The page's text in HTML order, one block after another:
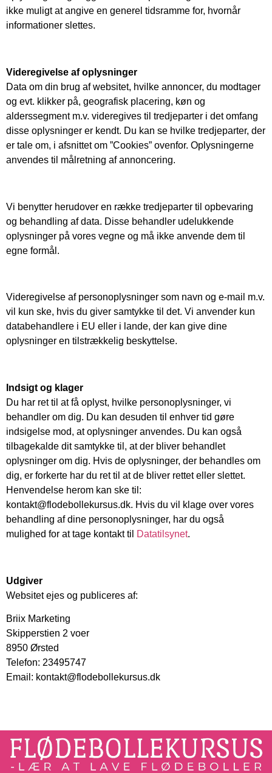
ikke muligt at angive en generel tidsramme for, hvornår
informationer slettes.
Videregivelse af oplysninger
Data om din brug af websitet, hvilke annoncer, du modtager
og evt. klikker på, geografisk placering, køn og
alderssegment m.v. videregives til tredjeparter i det omfang
disse oplysninger er kendt. Du kan se hvilke tredjeparter, der
er tale om, i afsnittet om ”Cookies” ovenfor. Oplysningerne
anvendes til målretning af annoncering.
Vi benytter herudover en række tredjeparter til opbevaring
og behandling af data. Disse behandler udelukkende
oplysninger på vores vegne og må ikke anvende dem til
egne formål.
Videregivelse af personoplysninger som navn og e-mail m.v.
vil kun ske, hvis du giver samtykke til det. Vi anvender kun
databehandlere i EU eller i lande, der kan give dine
oplysninger en tilstrækkelig beskyttelse.
Indsigt og klager
Du har ret til at få oplyst, hvilke personoplysninger, vi
behandler om dig. Du kan desuden til enhver tid gøre
indsigelse mod, at oplysninger anvendes. Du kan også
tilbagekalde dit samtykke til, at der bliver behandlet
oplysninger om dig. Hvis de oplysninger, der behandles om
dig, er forkerte har du ret til at de bliver rettet eller slettet.
Henvendelse herom kan ske til:
kontakt@flodebollekursus.dk. Hvis du vil klage over vores
behandling af dine personoplysninger, har du også
mulighed for at tage kontakt til
Datatilsynet.
Udgiver
Websitet ejes og publiceres af:
Briix Marketing
Skipperstien 2 voer
8950 Ørsted
Telefon: 23495747
Email: kontakt@flodebollekursus.dk